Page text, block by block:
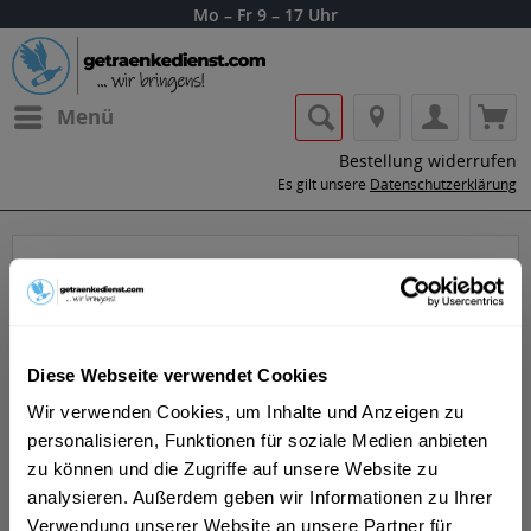
Diese Webseite verwendet Cookies
Wir verwenden Cookies, um Inhalte und Anzeigen zu
personalisieren, Funktionen für soziale Medien anbieten
zu können und die Zugriffe auf unsere Website zu
analysieren. Außerdem geben wir Informationen zu Ihrer
Verwendung unserer Website an unsere Partner für
Mo – Fr 9 – 17 Uhr
Menü
Bestellung widerrufen
Es gilt unsere Datenschutzerklärung
Gansloser
Lass dir die Getränke von Gansloser nach
Hause oder ins Büro liefern.